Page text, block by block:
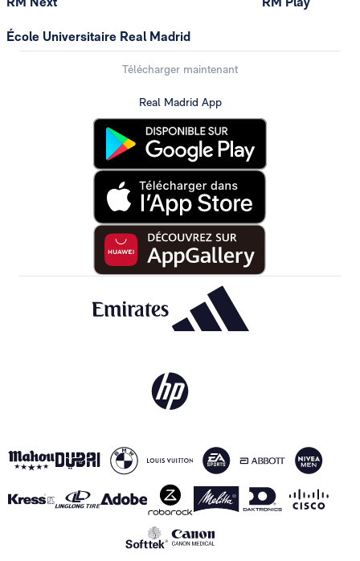
École Universitaire Real Madrid
Télécharger maintenant
Real Madrid App